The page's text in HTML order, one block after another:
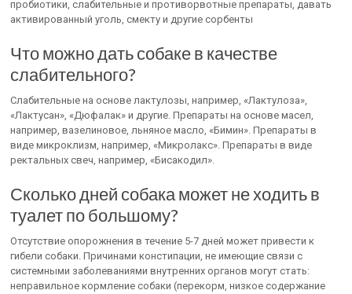
пробиотики, слабительные и противорвотные препараты, давать
активированный уголь, смекту и другие сорбенты
Что можно дать собаке в качестве
слабительного?
Слабительные на основе лактулозы, например, «Лактулоза»,
«Лактусан», «Дюфалак» и другие. Препараты на основе масел,
например, вазелиновое, льняное масло, «Бимин». Препараты в
виде микроклизм, например, «Микролакс». Препараты в виде
ректальных свеч, например, «Бисакодил».
Сколько дней собака может не ходить в
туалет по большому?
Отсутствие опорожнения в течение 5-7 дней может привести к
гибели собаки. Причинами констипации, не имеющие связи с
системными заболеваниями внутренних органов могут стать:
неправильное кормление собаки (перекорм, низкое содержание